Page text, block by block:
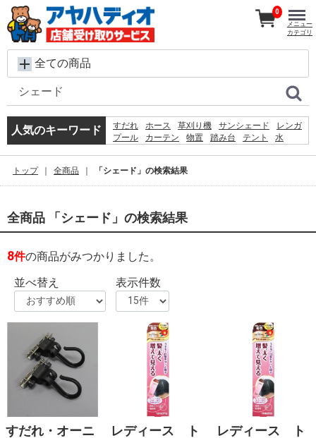
全ての商品
人気のキーワード すだれ ホース 草刈り機 サンシェード
レンガ
プール
カーテン 物置 踏み台 テント
水
クーラーボックス
0
メニュー
カテゴリ
トップ 全商品 「シェード」の検索結果
全商品 「シェード」の検索結果
8件の商品がみつかりました。
並べ替え
表示件数
すだれ・オーニ
レディース ト
レディース ト